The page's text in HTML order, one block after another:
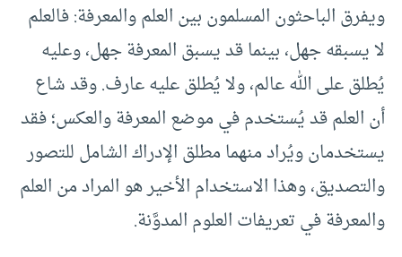
ويفرق الباحثون المسلمون بين العلم والمعرفة: فالعلم
لا يسبقه جهل، بينما قد يسبق المعرفة جهل، وعليه
يُطلق على الله عالم، ولا يُطلق عليه عارف. وقد شاع
أن العلم قد يُستخدم في موضع المعرفة والعكس؛ فقد
يستخدمان ويُراد منهما مطلق الإدراك الشامل للتصور
والتصديق، وهذا الاستخدام الأخير هو المراد من العلم
والمعرفة في تعريفات العلوم المدوَّنة.